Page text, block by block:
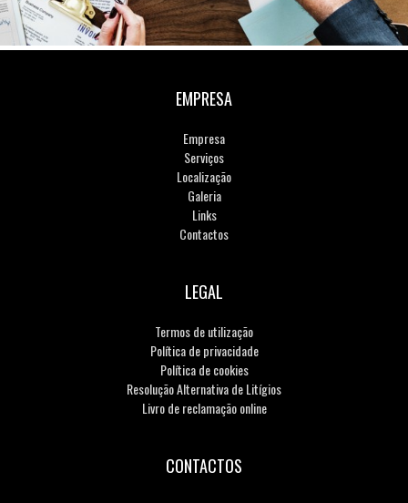
EMPRESA
Empresa
Serviços
Localização
Galeria
Links
Contactos
LEGAL
Termos de utilização
Política de privacidade
Política de cookies
Resolução Alternativa de Litígios
Livro de reclamação online
CONTACTOS